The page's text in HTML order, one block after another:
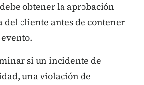
obtener la aprobación
del cliente antes de contener
si un incidente de
una violación de